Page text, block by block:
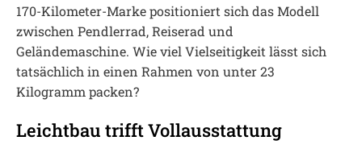
170-Kilometer-Marke positioniert sich das Modell
zwischen Pendlerrad, Reiserad und
Geländemaschine. Wie viel Vielseitigkeit lässt sich
tatsächlich in einen Rahmen von unter 23
Kilogramm packen?
Leichtbau trifft Vollausstattung